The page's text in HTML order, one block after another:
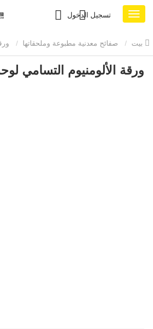
تسجيل الدخول
صفائح معدنية مطبوعة وملحقاتها
ورقة الألومنيوم التسامي لوحة الصور
ورقة الألومنيوم التسامي